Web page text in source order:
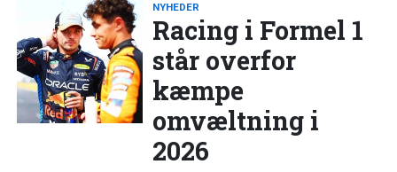
NYHEDER
Racing i Formel 1
står overfor
kæmpe
omvæltning i
2026